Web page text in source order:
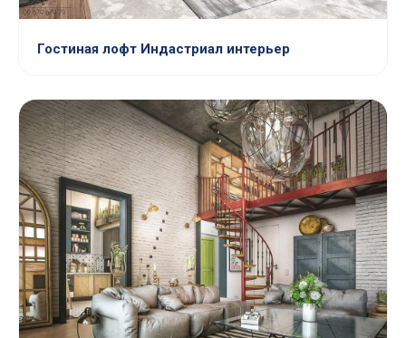
Гостиная лофт Индастриал интерьер